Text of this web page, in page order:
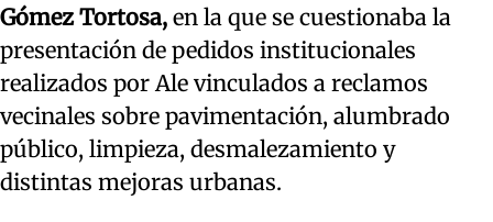
Gómez Tortosa, en la que se cuestionaba la
presentación de pedidos institucionales
realizados por Ale vinculados a reclamos
vecinales sobre pavimentación, alumbrado
público, limpieza, desmalezamiento y
distintas mejoras urbanas.